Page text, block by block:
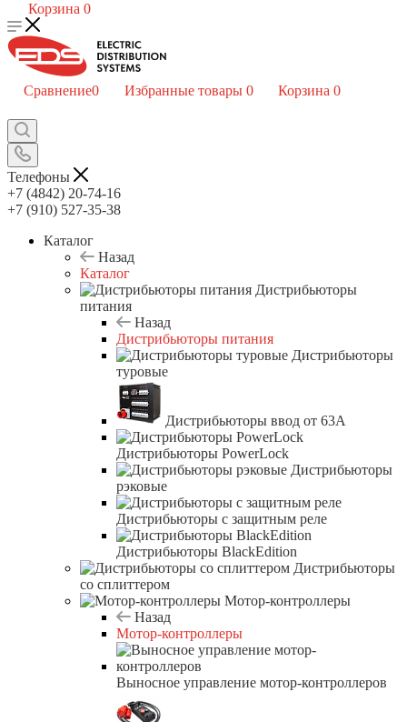
Корзина 0
Сравнение0 Избранные товары 0 Корзина 0
Телефоны
+7 (4842) 20-74-16
+7 (910) 527-35-38
Каталог
Назад
Каталог
Дистрибьюторы
питания
Назад
Дистрибьюторы питания
Дистрибьюторы
туровые
Дистрибьюторы ввод от 63A
Дистрибьюторы PowerLock
Дистрибьюторы
рэковые
Дистрибьюторы с защитным реле
Дистрибьюторы BlackEdition
Дистрибьюторы
со сплиттером
Мотор-контроллеры
Назад
Мотор-контроллеры
Выносное управление мотор-контроллеров